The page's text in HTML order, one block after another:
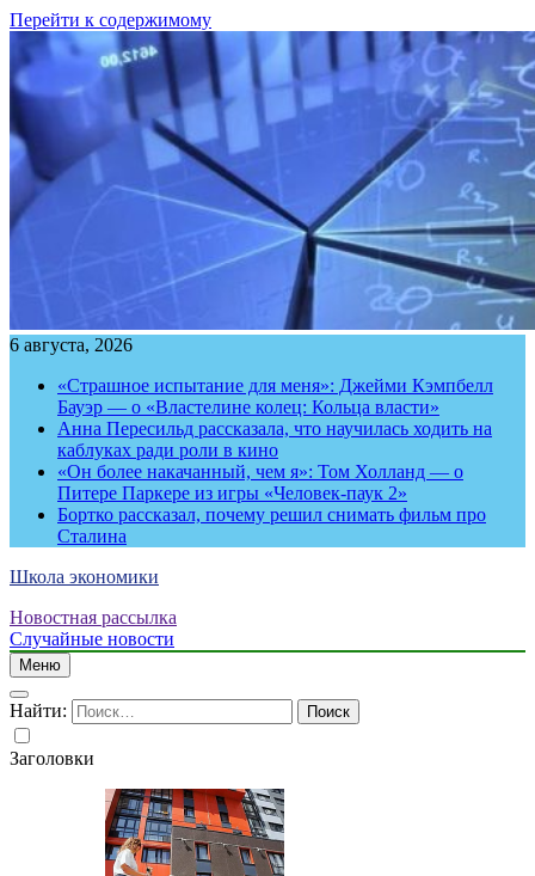
Перейти к содержимому
6 августа, 2026
«Страшное испытание для меня»: Джейми Кэмпбелл
Бауэр — о «Властелине колец: Кольца власти»
Анна Пересильд рассказала, что научилась ходить на
каблуках ради роли в кино
«Он более накачанный, чем я»: Том Холланд — о
Питере Паркере из игры «Человек-паук 2»
Бортко рассказал, почему решил снимать фильм про
Сталина
Школа экономики
Новостная рассылка
Случайные новости
Меню
Найти:
Заголовки